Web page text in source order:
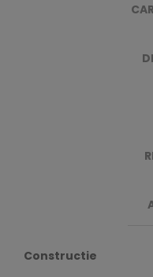
Constructie